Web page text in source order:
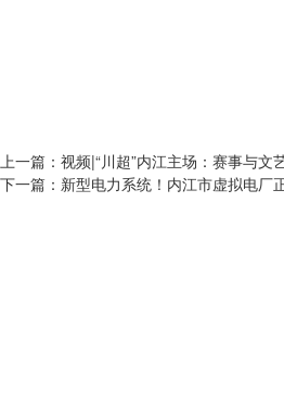
上一篇： 视频|“川超”内江主场：赛事与文
下一篇： 新型电力系统！内江市虚拟电厂